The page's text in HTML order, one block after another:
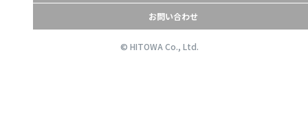
お問い合わせ
© HITOWA Co., Ltd.